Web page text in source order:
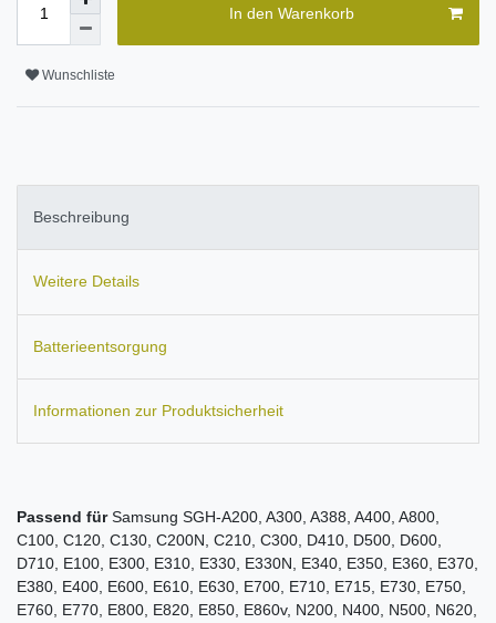
In den Warenkorb
Wunschliste
Beschreibung
Weitere Details
Batterieentsorgung
Informationen zur Produktsicherheit
Passend fürSamsung SGH-A200, A300, A388, A400, A800,
C100, C120, C130, C200N, C210, C300, D410, D500, D600,
D710, E100, E300, E310, E330, E330N, E340, E350, E360, E370,
E380, E400, E600, E610, E630, E700, E710, E715, E730, E750,
E760, E770, E800, E820, E850, E860v, N200, N400, N500, N620,